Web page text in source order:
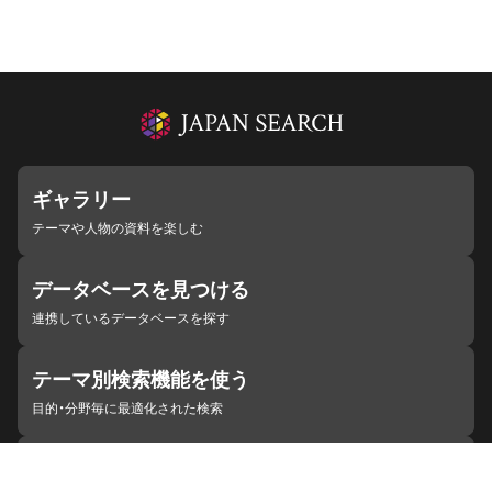
ギャラリー
テーマや人物の資料を楽しむ
データベースを見つける
連携しているデータベースを探す
テーマ別検索機能を使う
目的・分野毎に最適化された検索